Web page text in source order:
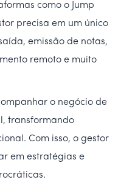
como o Jump
precisa em um único
emissão de notas,
remoto e muito
o negócio de
transformando
Com isso, o gestor
em estratégias e